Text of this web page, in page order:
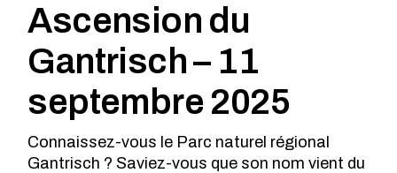
Ascension du
Gantrisch – 11
septembre 2025
Connaissez-vous le Parc naturel régional
Gantrisch ? Saviez-vous que son nom vient du